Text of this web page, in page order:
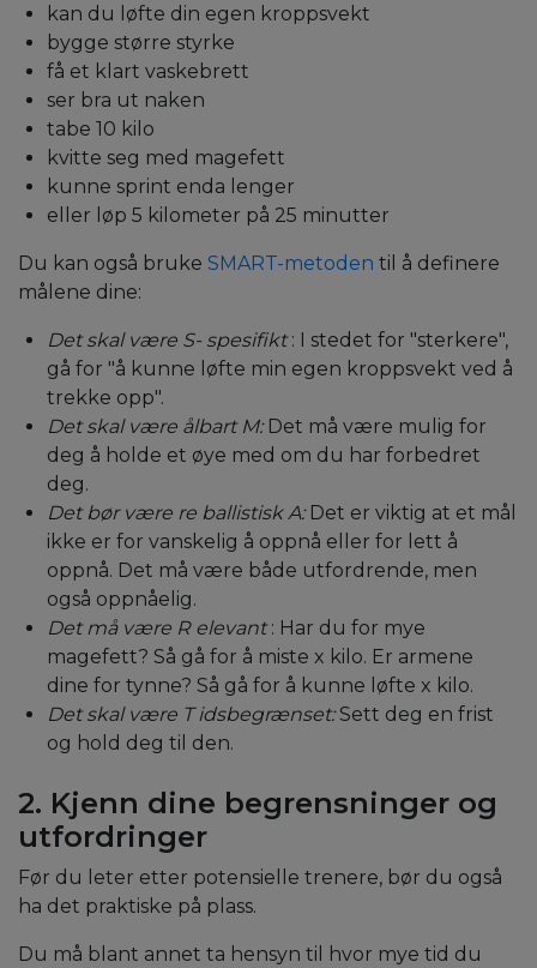
kan du løfte din egen kroppsvekt
bygge større styrke
få et klart vaskebrett
ser bra ut naken
tabe 10 kilo
kvitte seg med magefett
kunne sprint enda lenger
eller løp 5 kilometer på 25 minutter
Du kan også bruke SMART-metoden til å definere
målene dine:
Det skal være S- spesifikt : I stedet for "sterkere",
gå for "å kunne løfte min egen kroppsvekt ved å
trekke opp".
Det skal være ålbart M:Det må være mulig for
deg å holde et øye med om du har forbedret
deg.
Det bør være re ballistisk A:Det er viktig at et mål
ikke er for vanskelig å oppnå eller for lett å
oppnå. Det må være både utfordrende, men
også oppnåelig.
Det må være R elevant : Har du for mye
magefett? Så gå for å miste x kilo. Er armene
dine for tynne? Så gå for å kunne løfte x kilo.
Det skal være T idsbegrænset:Sett deg en frist
og hold deg til den.
2. Kjenn dine begrensninger og
utfordringer
Før du leter etter potensielle trenere, bør du også
ha det praktiske på plass.
Du må blant annet ta hensyn til hvor mye tid du